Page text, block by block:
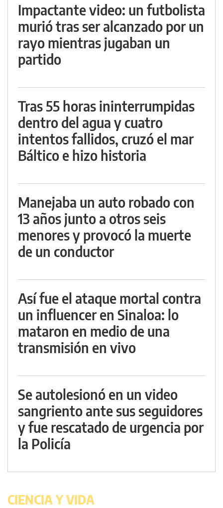
Impactante video: un futbolista
murió tras ser alcanzado por un
rayo mientras jugaban un
partido
Tras 55 horas ininterrumpidas
dentro del agua y cuatro
intentos fallidos, cruzó el mar
Báltico e hizo historia
Manejaba un auto robado con
13 años junto a otros seis
menores y provocó la muerte
de un conductor
Así fue el ataque mortal contra
un influencer en Sinaloa: lo
mataron en medio de una
transmisión en vivo
Se autolesionó en un video
sangriento ante sus seguidores
y fue rescatado de urgencia por
la Policía
CIENCIA Y VIDA